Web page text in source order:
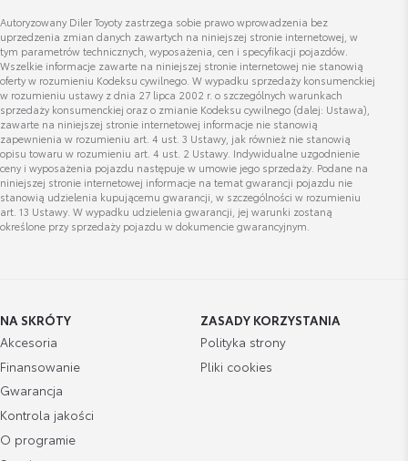
Autoryzowany Diler Toyoty zastrzega sobie prawo wprowadzenia bez
uprzedzenia zmian danych zawartych na niniejszej stronie internetowej, w
tym parametrów technicznych, wyposażenia, cen i specyfikacji pojazdów.
Wszelkie informacje zawarte na niniejszej stronie internetowej nie stanowią
oferty w rozumieniu Kodeksu cywilnego. W wypadku sprzedaży konsumenckiej
w rozumieniu ustawy z dnia 27 lipca 2002 r. o szczególnych warunkach
sprzedaży konsumenckiej oraz o zmianie Kodeksu cywilnego (dalej: Ustawa),
zawarte na niniejszej stronie internetowej informacje nie stanowią
zapewnienia w rozumieniu art. 4 ust. 3 Ustawy, jak również nie stanowią
opisu towaru w rozumieniu art. 4 ust. 2 Ustawy. Indywidualne uzgodnienie
ceny i wyposażenia pojazdu następuje w umowie jego sprzedaży. Podane na
niniejszej stronie internetowej informacje na temat gwarancji pojazdu nie
stanowią udzielenia kupującemu gwarancji, w szczególności w rozumieniu
art. 13 Ustawy. W wypadku udzielenia gwarancji, jej warunki zostaną
określone przy sprzedaży pojazdu w dokumencie gwarancyjnym.
NA SKRÓTY
Akcesoria
Finansowanie
Gwarancja
Kontrola jakości
O programie
ZASADY KORZYSTANIA
Polityka strony
Pliki cookies